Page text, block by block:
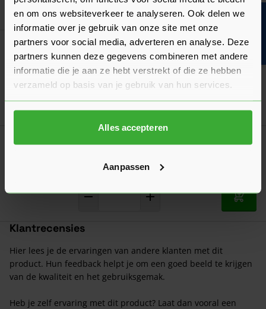
en om ons websiteverkeer te analyseren. Ook delen we
informatie over je gebruik van onze site met onze
partners voor social media, adverteren en analyse. Deze
partners kunnen deze gegevens combineren met andere
informatie die je aan ze hebt verstrekt of die ze hebben
verzameld op basis van je gebruik van hun services.
Alles accepteren
Aanpassen
In
LEWIS Geluidsisolerende Rubber
Oplegstrook 15x98x5000 mm
Nu39,75 per rol
LEWIS Geluidsisolerende Steenwol
2,90per strook
In
Klantrecensies
Hier lees je de ervaringen van andere klanten met dit
product. Hun feedback helpt je om een goed beeld te krijgen
van de kwaliteit en het gebruiksgemak.
Heb je zelf ervaring met dit product? Laat dan vooral een